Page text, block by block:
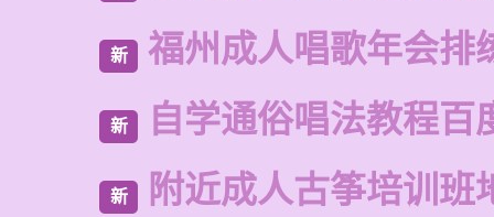
新 福州成人唱歌年会排
新 自学通俗唱法教程百
新 附近成人古筝培训班